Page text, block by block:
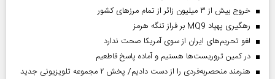
خروج بیش از ۳ میلیون زائر از تمام مرز‌های کشور
رهگیری پهپاد MQ9 بر فراز تنگه هرمز
لغو تحریم‌های ایران از سوی آمریکا صحت ندارد
در کمین تروریست‌ها هستیم و آماده پاسخ قاطعیم
هنرمند منحصر‌به‌فردی را از دست دادیم/ پخش ۲ مجموعه تلویزیونی جدید